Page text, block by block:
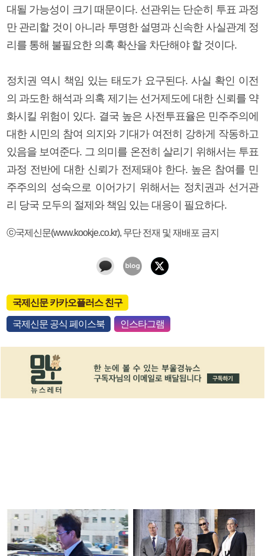
대될 가능성이 크기 때문이다. 선관위는 단순히 투표 과정
만 관리할 것이 아니라 투명한 설명과 신속한 사실관계 정
리를 통해 불필요한 의혹 확산을 차단해야 할 것이다.
정치권 역시 책임 있는 태도가 요구된다. 사실 확인 이전
의 과도한 해석과 의혹 제기는 선거제도에 대한 신뢰를 약
화시킬 위험이 있다. 결국 높은 사전투표율은 민주주의에
대한 시민의 참여 의지와 기대가 여전히 강하게 작동하고
있음을 보여준다. 그 의미를 온전히 살리기 위해서는 투표
과정 전반에 대한 신뢰가 전제돼야 한다. 높은 참여를 민
주주의의 성숙으로 이어가기 위해서는 정치권과 선거관
리 당국 모두의 절제와 책임 있는 대응이 필요하다.
ⓒ국제신문(www.kookje.co.kr), 무단 전재 및 재배포 금지
국제신문 카카오플러스 친구
국제신문 공식 페이스북 인스타그램